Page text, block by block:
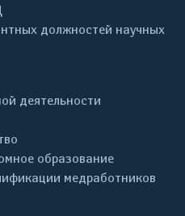
должностей научных
деятельности
образование
медработников